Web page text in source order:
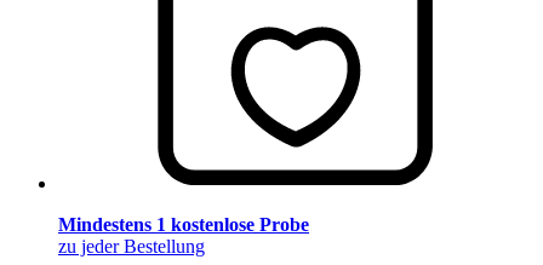
Mindestens 1 kostenlose Probe
zu jeder Bestellung